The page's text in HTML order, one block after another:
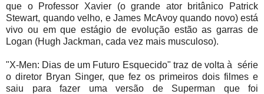
que o Professor Xavier (o grande ator britânico Patrick
Stewart, quando velho, e James McAvoy quando novo) está
vivo ou em que estágio de evolução estão as garras de
Logan (Hugh Jackman, cada vez mais musculoso).
"X-Men: Dias de um Futuro Esquecido" traz de volta à série
o diretor Bryan Singer, que fez os primeiros dois filmes e
saiu para fazer uma versão de Superman que foi